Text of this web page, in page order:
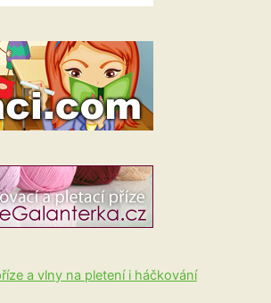
a vlny na pletení i háčkování